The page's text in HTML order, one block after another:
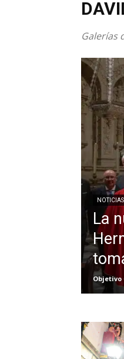
Galerías
NOTICIAS
La
Objetivo